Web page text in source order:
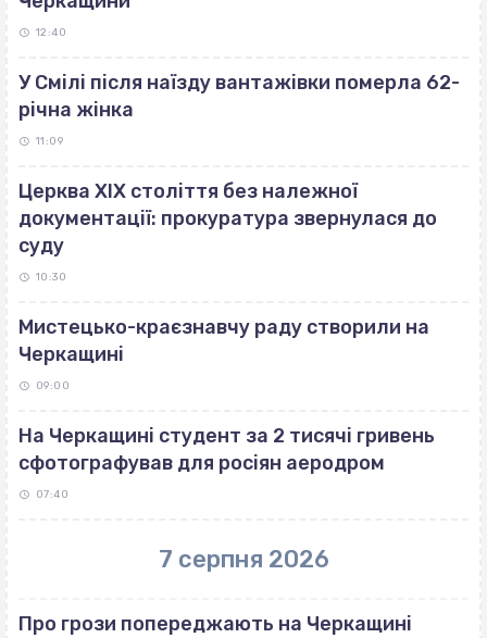
12:40
У Смілі після наїзду вантажівки померла 62-
річна жінка
11:09
Церква ХІХ століття без належної
документації: прокуратура звернулася до
суду
10:30
Мистецько-краєзнавчу раду створили на
Черкащині
09:00
На Черкащині студент за 2 тисячі гривень
сфотографував для росіян аеродром
07:40
7 серпня 2026
Про грози попереджають на Черкащині